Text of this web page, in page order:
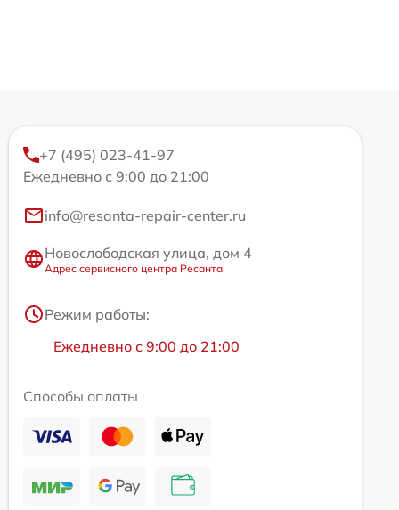
+7 (495) 023-41-97
Ежедневно с 9:00 до 21:00
info@resanta-repair-center.ru
Новослободская улица, дом 4
Адрес сервисного центра Ресанта
Режим работы:
Ежедневно с 9:00 до 21:00
Способы оплаты